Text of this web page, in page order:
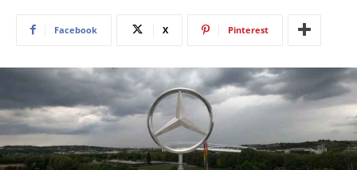
Facebook X Pinterest